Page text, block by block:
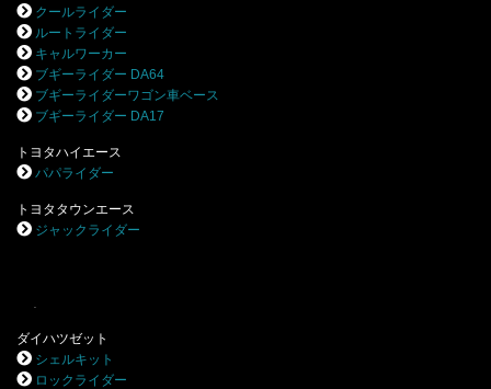
クールライダー
ルートライダー
キャルワーカー
ブギーライダー DA64
ブギーライダーワゴン車ベース
ブギーライダー DA17
トヨタハイエース
パパライダー
トヨタタウンエース
ジャックライダー
ダイハツゼット
シェルキット
ロックライダー